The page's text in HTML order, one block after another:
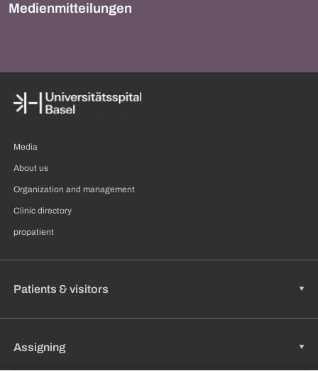
Medienmitteilungen
Media
About us
Organization and management
Clinic directory
propatient
Patients & visitors
Assigning